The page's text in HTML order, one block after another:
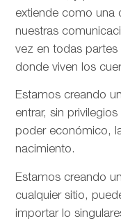
extiende como una
nuestras
vez en todas
donde viven los
Estamos creando
entrar, sin
poder económico,
nacimiento.
Estamos creando
cualquier sitio,
importar lo